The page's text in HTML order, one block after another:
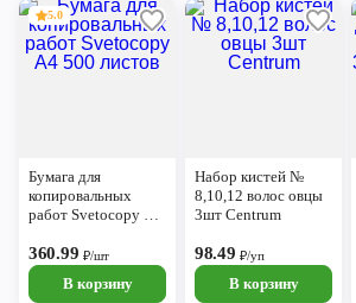
5.0
Бумага для
копировальных
работ Svetocopy А4
360.99 ₽/шт
В корзину
Набор кистей №
8,10,12 волос овцы
3шт Centrum
98.49₽/уп
В корзину